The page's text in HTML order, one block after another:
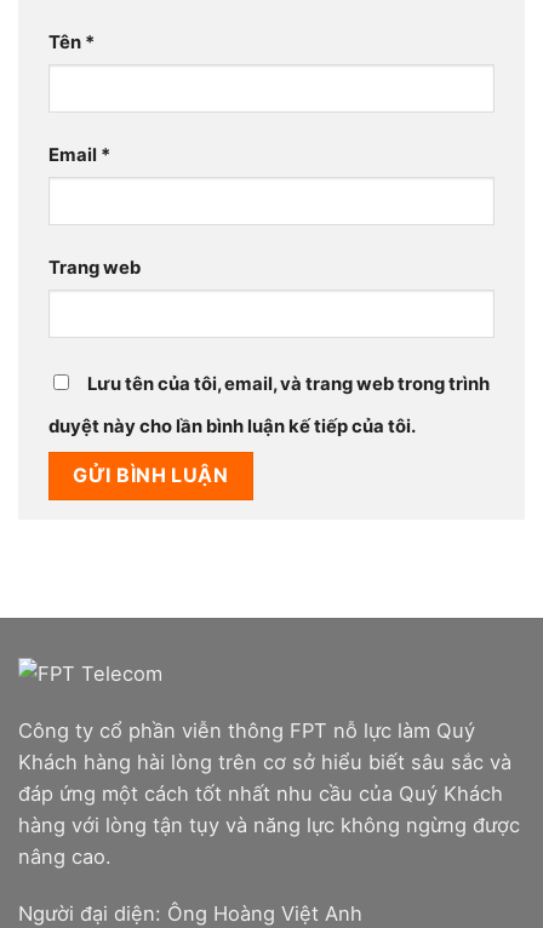
Tên *
Email *
Trang web
Lưu tên của tôi, email, và trang web trong trình
duyệt này cho lần bình luận kế tiếp của tôi.
Công ty cổ phần viễn thông FPT nỗ lực làm Quý
Khách hàng hài lòng trên cơ sở hiểu biết sâu sắc và
đáp ứng một cách tốt nhất nhu cầu của Quý Khách
hàng với lòng tận tụy và năng lực không ngừng được
nâng cao.
Người đại diện: Ông Hoàng Việt Anh